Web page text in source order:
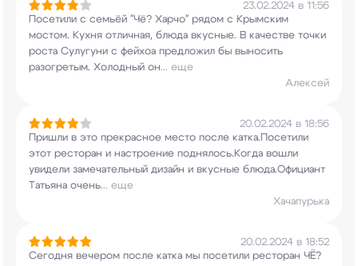
23.02.2024 в 11:56
Посетили с семьёй "Чё? Харчо" рядом с Крымским
мостом. Кухня отличная, блюда вкусные. В качестве точки
роста Сулугуни с фейхоа предложил бы выносить
разогретым. Холодный он... еще
Алексей
20.02.2024 в 18:56
Пришли в это прекрасное место после катка.Посетили
этот ресторан и настроение поднялось.Когда вошли
увидели замечательный дизайн и вкусные блюда.Официант
Татьяна очень... еще
Хачапурька
20.02.2024 в 18:52
Сегодня вечером после катка мы посетили ресторан ЧЁ?